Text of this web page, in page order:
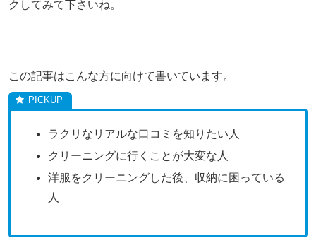
クしてみて下さいね。
この記事はこんな方に向けて書いています。
ラクリなリアルな口コミを知りたい人
クリーニングに行くことが大変な人
洋服をクリーニングした後、収納に困っている
人